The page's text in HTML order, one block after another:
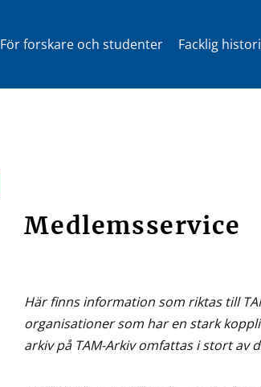
För forskare och studenter Facklig
Medlemsservice
Här finns information som riktas till
organisa­tioner som har en stark
arkiv på TAM-Arkiv omfattas i stort av